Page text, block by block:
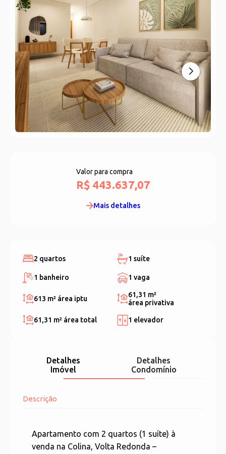
Valor para compra
R$ 443.637,07
Mais detalhes
2 quartos 1 suíte
1 banheiro 1 vaga
613 m² área iptu
61,31 m²
área privativa
61,31 m² área total 1 elevador
Detalhes
Imóvel
Detalhes
Condomínio
Descrição
Apartamento com 2 quartos (1 suíte) à
venda na Colina, Volta Redonda –